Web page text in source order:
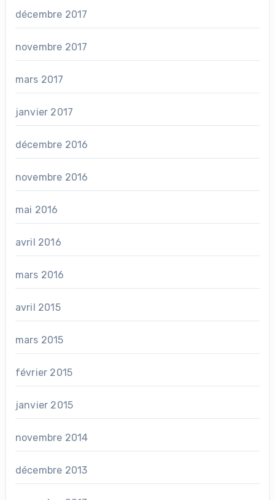
décembre 2017
novembre 2017
mars 2017
janvier 2017
décembre 2016
novembre 2016
mai 2016
avril 2016
mars 2016
avril 2015
mars 2015
février 2015
janvier 2015
novembre 2014
décembre 2013